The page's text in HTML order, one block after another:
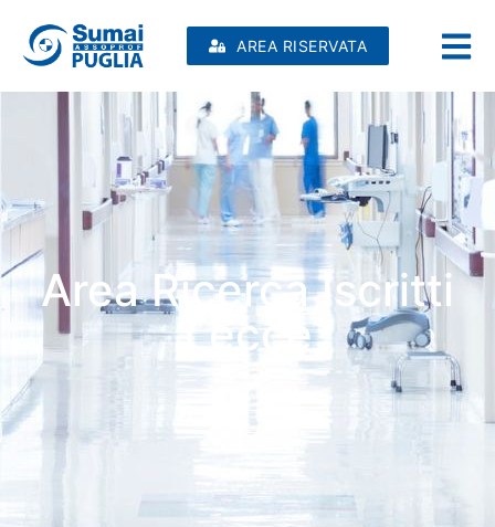
AREA RISERVATA
Area Ricerca Iscritti
Lecce